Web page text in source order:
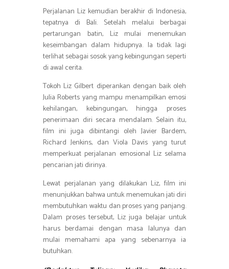
Perjalanan Liz kemudian berakhir di Indonesia,
tepatnya di Bali. Setelah melalui berbagai
pertarungan batin, Liz mulai menemukan
keseimbangan dalam hidupnya. Ia tidak lagi
terlihat sebagai sosok yang kebingungan seperti
di awal cerita.
Tokoh Liz Gilbert diperankan dengan baik oleh
Julia Roberts yang mampu menampilkan emosi
kehilangan, kebingungan, hingga proses
penerimaan diri secara mendalam. Selain itu,
film ini juga dibintangi oleh Javier Bardem,
Richard Jenkins, dan Viola Davis yang turut
memperkuat perjalanan emosional Liz selama
pencarian jati dirinya.
Lewat perjalanan yang dilakukan Liz, film ini
menunjukkan bahwa untuk menemukan jati diri
membutuhkan waktu dan proses yang panjang.
Dalam proses tersebut, Liz juga belajar untuk
harus berdamai dengan masa lalunya dan
mulai memahami apa yang sebenarnya ia
butuhkan.